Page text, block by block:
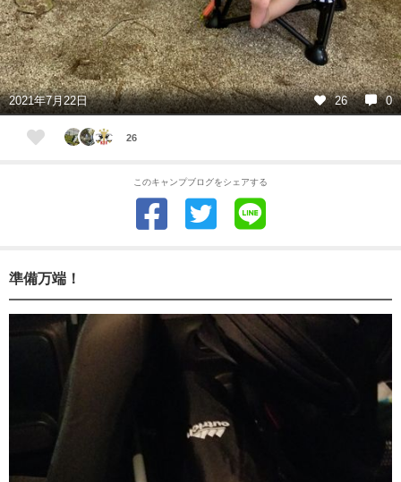
2021年7月22日 26 0
26
このキャンプブログをシェアする
準備万端！